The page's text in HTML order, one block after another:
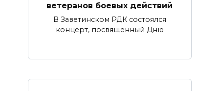
ветеранов боевых действий
В Заветинском РДК состоялся
концерт, посвящённый Дню